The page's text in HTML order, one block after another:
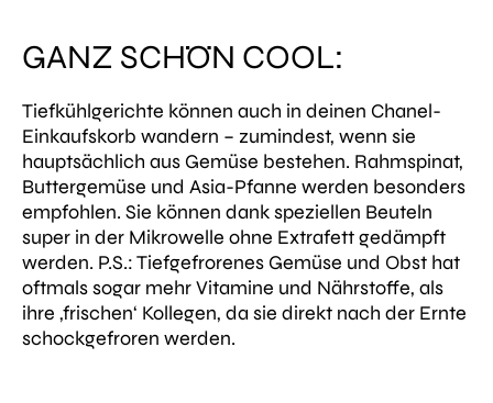
GANZ SCHÖN COOL:
Tiefkühlgerichte können auch in deinen Chanel-
Einkaufskorb wandern – zumindest, wenn sie
hauptsächlich aus Gemüse bestehen. Rahmspinat,
Buttergemüse und Asia-Pfanne werden besonders
empfohlen. Sie können dank speziellen Beuteln
super in der Mikrowelle ohne Extrafett gedämpft
werden. P.S.: Tiefgefrorenes Gemüse und Obst hat
oftmals sogar mehr Vitamine und Nährstoffe, als
ihre ‚frischen‘ Kollegen, da sie direkt nach der Ernte
schockgefroren werden.